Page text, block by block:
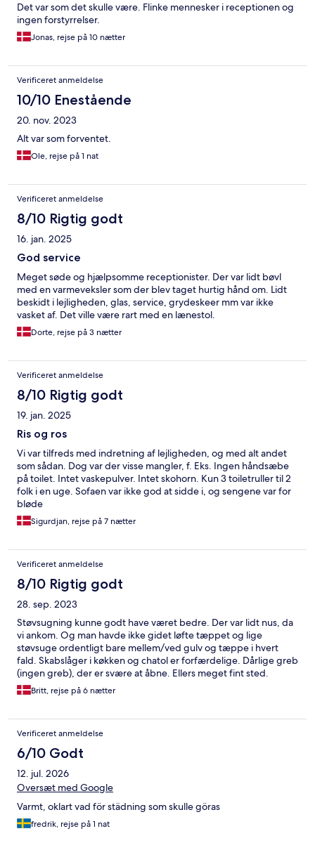
Det var som det skulle være. Flinke mennesker i receptionen og
ingen forstyrrelser.
Jonas, rejse på 10 nætter
Verificeret anmeldelse
10/10 Enestående
20. nov. 2023
Alt var som forventet.
Ole, rejse på 1 nat
Verificeret anmeldelse
8/10 Rigtig godt
16. jan. 2025
God service
Meget søde og hjælpsomme receptionister. Der var lidt bøvl
med en varmeveksler som der blev taget hurtig hånd om. Lidt
beskidt i lejligheden, glas, service, grydeskeer mm var ikke
vasket af. Det ville være rart med en lænestol.
Dorte, rejse på 3 nætter
Verificeret anmeldelse
8/10 Rigtig godt
19. jan. 2025
Ris og ros
Vi var tilfreds med indretning af lejligheden, og med alt andet
som sådan. Dog var der visse mangler, f. Eks. Ingen håndsæbe
på toilet. Intet vaskepulver. Intet skohorn. Kun 3 toiletruller til 2
folk i en uge. Sofaen var ikke god at sidde i, og sengene var for
bløde
Sigurdjan, rejse på 7 nætter
Verificeret anmeldelse
8/10 Rigtig godt
28. sep. 2023
Støvsugning kunne godt have været bedre. Der var lidt nus, da
vi ankom. Og man havde ikke gidet løfte tæppet og lige
støvsuge ordentligt bare mellem/ved gulv og tæppe i hvert
fald. Skabslåger i køkken og chatol er forfærdelige. Dårlige greb
(ingen greb), der er svære at åbne. Ellers meget fint sted.
Forholdsvis centralt og i øvrigt flere busser tæt ved hotellet.
Rigtig god kommunikation med receptionen, hvis brug for
side. Kontakt primært via tlf. inden ankomst.
Britt, rejse på 6 nætter
Verificeret anmeldelse
6/10 Godt
12. jul. 2026
Oversæt med Google
Varmt, oklart vad för städning som skulle göras
fredrik, rejse på 1 nat